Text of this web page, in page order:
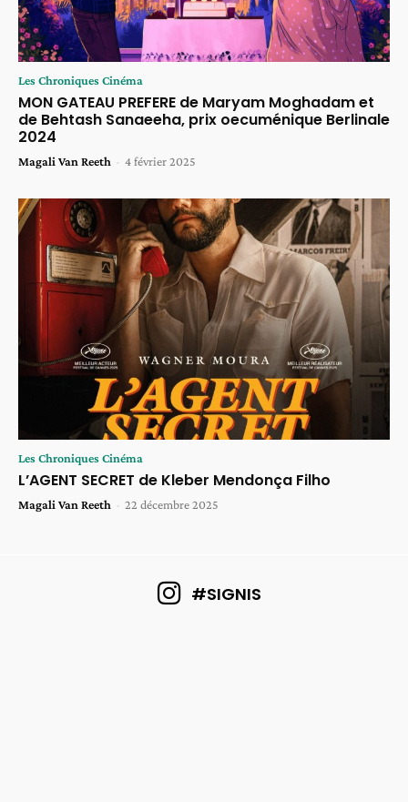
Les Chroniques Cinéma
MON GATEAU PREFERE de Maryam Moghadam et
de Behtash Sanaeeha, prix oecuménique Berlinale
2024
Magali Van Reeth - 4 février 2025
Les Chroniques Cinéma
L’AGENT SECRET de Kleber Mendonça Filho
Magali Van Reeth - 22 décembre 2025
#SIGNIS